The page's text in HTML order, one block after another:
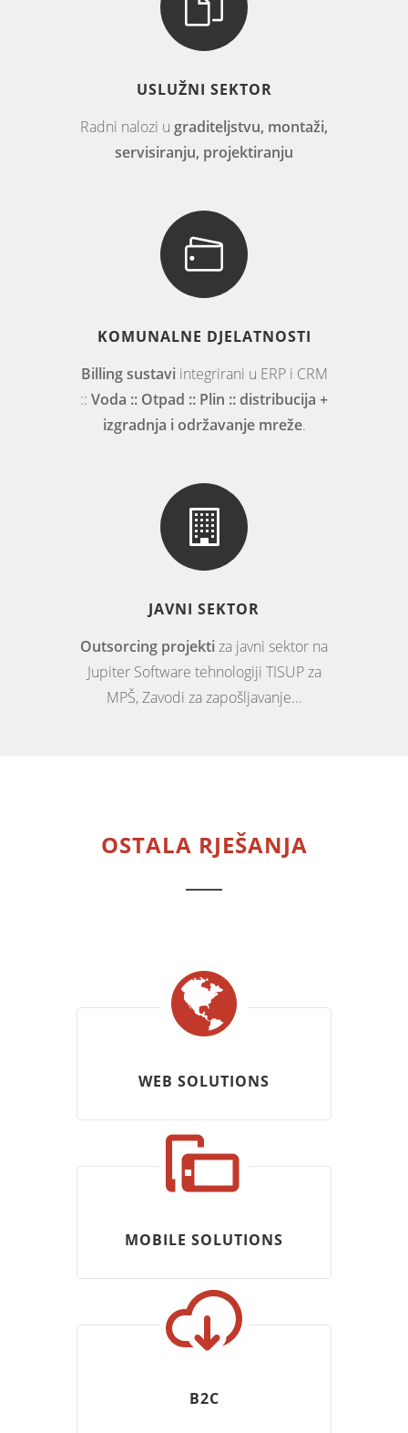
USLUŽNI SEKTOR
Radni nalozi u graditeljstvu, montaži,
servisiranju, projektiranju
KOMUNALNE DJELATNOSTI
Billing sustavi integrirani u ERP i CRM
:: Voda :: Otpad :: Plin :: distribucija +
izgradnja i održavanje mreže.
JAVNI SEKTOR
Outsorcing projekti za javni sektor na
Jupiter Software tehnologiji TISUP za
MPŠ, Zavodi za zapošljavanje...
OSTALA RJEŠANJA
WEB SOLUTIONS
MOBILE SOLUTIONS
B2C